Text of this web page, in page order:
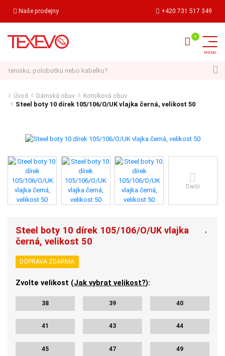
Naše prodejny +420 731 517 349
Úvod Dámská obuv Kotníková obuv
Steel boty 10 dírek 105/106/O/UK vlajka černá, velikost 50
Další
Steel boty 10 dírek 105/106/O/UK vlajka
černá, velikost 50
DOPRAVA ZDARMA
Zvolte velikost (Jak vybrat velikost?):
38 39 40
41 43 44
45 47 49